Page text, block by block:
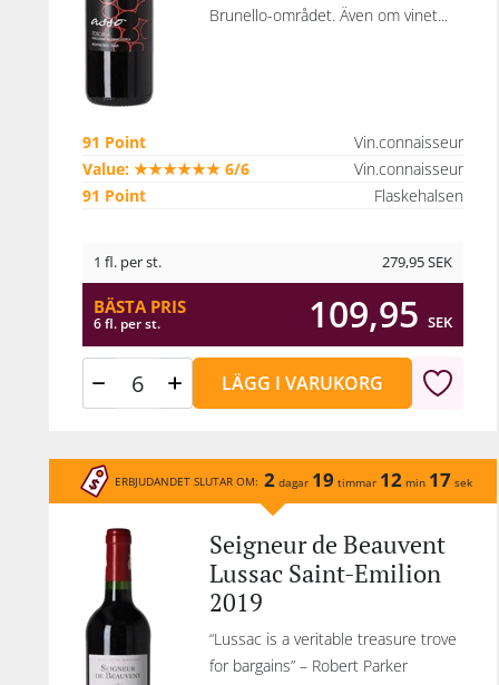
toner
Brunello-området. Även om vinet...
91 Point
Vin.connaisseur
Value: ★★★★★★ 6/6
Vin.connaisseur
91 Point
Flaskehalsen
1 fl. per st. 279,95SEK
BÄSTA PRIS
6 fl. per st. 109,95 SEK
LÄGG I VARUKORG
ERBJUDANDET SLUTAR OM: 2dagar 19 timmar 12min 17 sek
Seigneur de Beauvent
Lussac Saint-Emilion
2019
“Lussac is a veritable treasure trove
for bargains” – Robert Parker